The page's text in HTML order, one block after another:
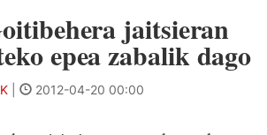
jaitsieran
epea zabalik dago
2012-04-20 00:00